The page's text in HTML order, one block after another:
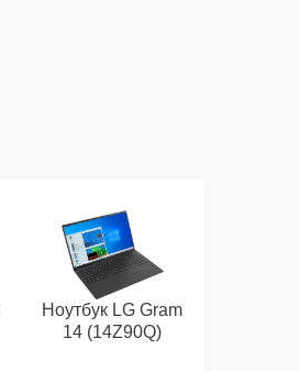
Ноутбук LG Gram
14 (14Z90Q)